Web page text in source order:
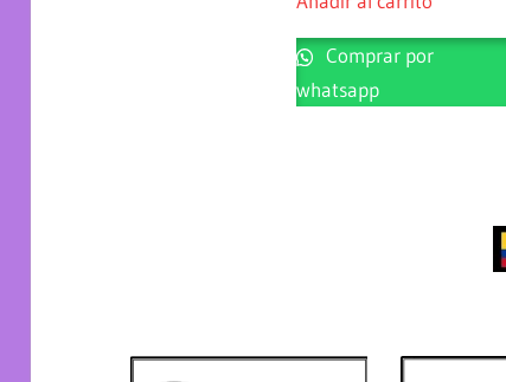
Comprar por
whatsapp